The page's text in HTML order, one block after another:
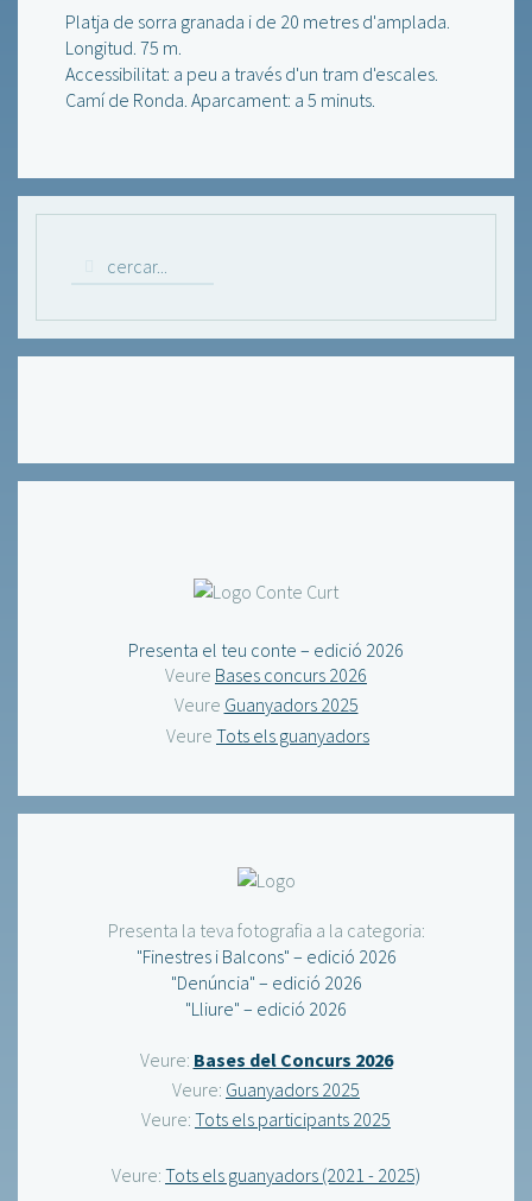
Platja de sorra granada i de 20 metres d'amplada.
Longitud. 75 m.
Accessibilitat: a peu a través d'un tram d'escales.
Camí de Ronda. Aparcament: a 5 minuts.
Presenta el teu conte – edició 2026
Veure Bases concurs 2026
Veure Guanyadors 2025
Veure Tots els guanyadors
Presenta la teva fotografia a la categoria:
"Finestres i Balcons" – edició 2026
"Denúncia" – edició 2026
"Lliure" – edició 2026
Veure: Bases del Concurs 2026
Veure: Guanyadors 2025
Veure: Tots els participants 2025
Veure: Tots els guanyadors (2021 - 2025)